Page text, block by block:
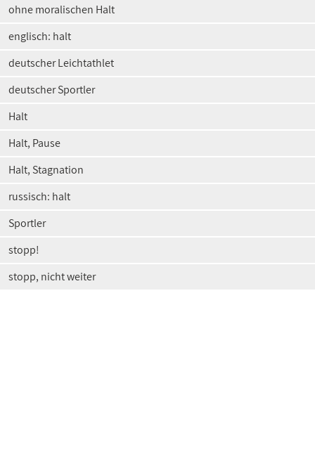
ohne moralischen Halt
englisch: halt
deutscher Leichtathlet
deutscher Sportler
Halt
Halt, Pause
Halt, Stagnation
russisch: halt
Sportler
stopp!
stopp, nicht weiter